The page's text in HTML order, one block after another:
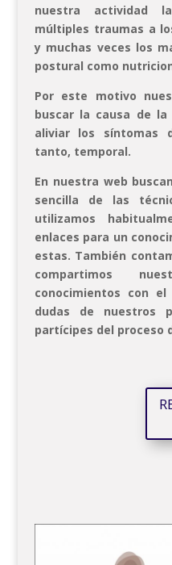
nuestra actividad
múltiples traumas a
y muchas veces los
postural como
Por este motivo
buscar la causa de
aliviar los síntomas
tanto, temporal.
En nuestra web
sencilla de las
utilizamos
enlaces para un
estas. También
compartimos
conocimientos con
dudas de nuestros
partícipes del proceso